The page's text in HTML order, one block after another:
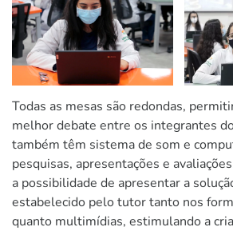
Todas as mesas são redondas,
melhor debate entre os integrantes
também têm sistema de som e
pesquisas, apresentações e
a possibilidade de apresentar a
estabelecido pelo tutor tanto nos
quanto multimídias, estimulando a